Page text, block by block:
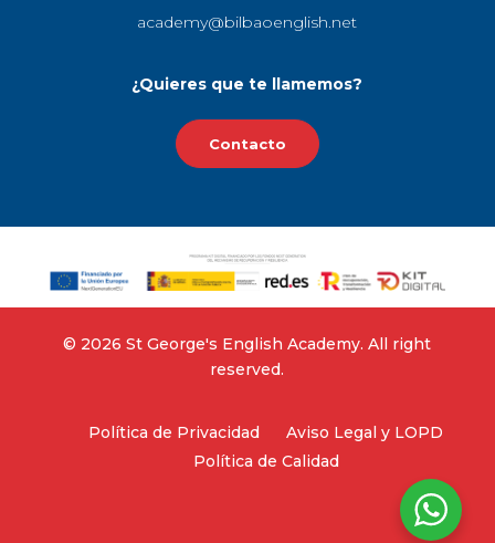
academy@bilbaoenglish.net
¿Quieres que te llamemos?
Contacto
©‎ 2026 St George's English Academy. All right
reserved.
Política de Privacidad
Aviso Legal y LOPD
Política de Calidad